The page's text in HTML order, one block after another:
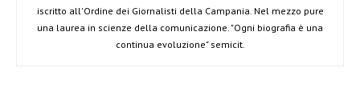
iscritto all'Ordine dei Giornalisti della Campania. Nel mezzo pure
una laurea in scienze della comunicazione. "Ogni biografia è una
continua evoluzione" semicit.